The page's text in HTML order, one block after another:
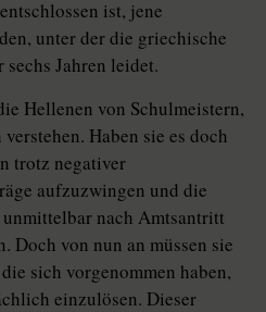
ist, jene
unter der die griechische
Jahren leidet.
Hellenen von Schulmeistern,
Haben sie es doch
trotz negativer
aufzuzwingen und die
nach Amtsantritt
Doch von nun an müssen sie
sich vorgenommen haben,
einzulösen. Dieser